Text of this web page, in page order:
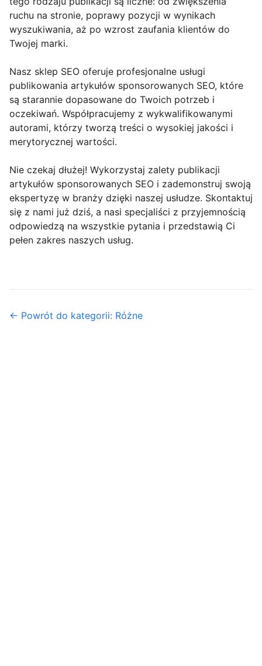
ruchu na stronie, poprawy pozycji w wynikach
wyszukiwania, aż po wzrost zaufania klientów do
Twojej marki.
Nasz sklep SEO oferuje profesjonalne usługi
publikowania artykułów sponsorowanych SEO, które
są starannie dopasowane do Twoich potrzeb i
oczekiwań. Współpracujemy z wykwalifikowanymi
autorami, którzy tworzą treści o wysokiej jakości i
merytorycznej wartości.
Nie czekaj dłużej! Wykorzystaj zalety publikacji
artykułów sponsorowanych SEO i zademonstruj swoją
ekspertyzę w branży dzięki naszej usłudze. Skontaktuj
się z nami już dziś, a nasi specjaliści z przyjemnością
odpowiedzą na wszystkie pytania i przedstawią Ci
pełen zakres naszych usług.
← Powrót do kategorii: Różne